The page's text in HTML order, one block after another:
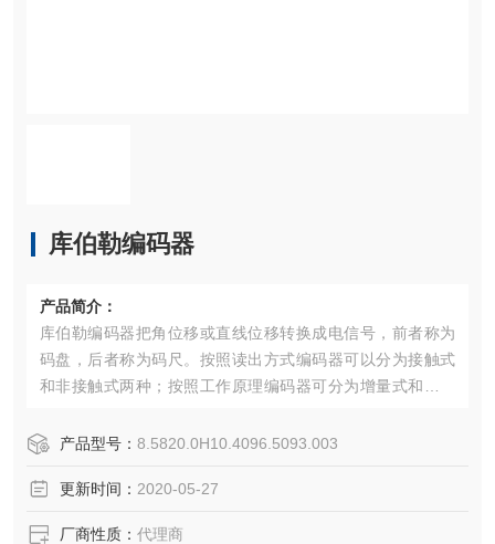
库伯勒编码器
产品简介：
库伯勒编码器把角位移或直线位移转换成电信号，前者称为
码盘，后者称为码尺。按照读出方式编码器可以分为接触式
和非接触式两种；按照工作原理编码器可分为增量式和式两
个电信号转变成计数脉冲，用脉冲的个数表示位移的大小。
值只与测量的起始和终止位置有关，而与测量的中间过程无
产品型号： 8.5820.0H10.4096.5093.003
更新时间： 2020-05-27
厂商性质： 代理商